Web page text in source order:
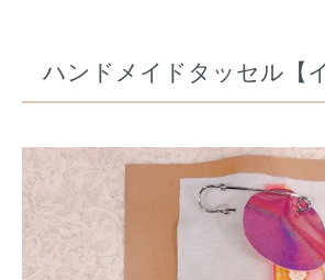
ハンドメイドタッセル【